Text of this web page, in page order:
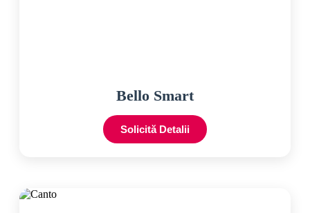
Bello Smart
Solicită Detalii